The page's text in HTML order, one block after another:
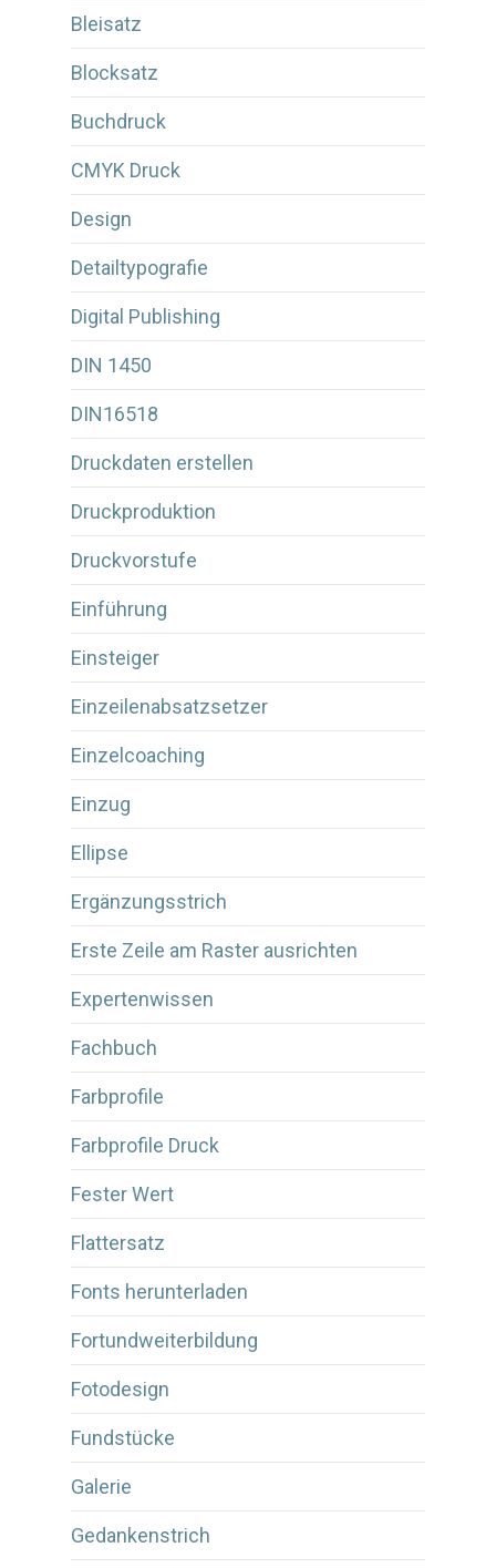
Bleisatz
Blocksatz
Buchdruck
CMYK Druck
Design
Detailtypografie
Digital Publishing
DIN 1450
DIN16518
Druckdaten erstellen
Druckproduktion
Druckvorstufe
Einführung
Einsteiger
Einzeilenabsatzsetzer
Einzelcoaching
Einzug
Ellipse
Ergänzungsstrich
Erste Zeile am Raster ausrichten
Expertenwissen
Fachbuch
Farbprofile
Farbprofile Druck
Fester Wert
Flattersatz
Fonts herunterladen
Fortundweiterbildung
Fotodesign
Fundstücke
Galerie
Gedankenstrich